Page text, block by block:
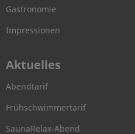
Gastronomie
Impressionen
Aktuelles
Abendtarif
Frühschwimmertarif
SaunaRelax-Abend